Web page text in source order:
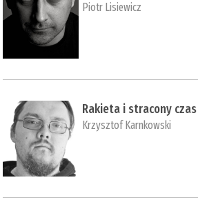
Piotr Lisiewicz
Rakieta i stracony czas
Krzysztof Karnkowski